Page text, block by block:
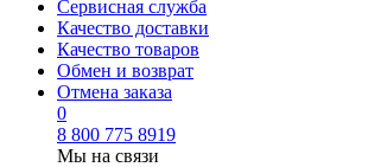
Сервисная служба
Качество доставки
Качество товаров
Обмен и возврат
Отмена заказа
0
8 800 775 8919
Мы на связи